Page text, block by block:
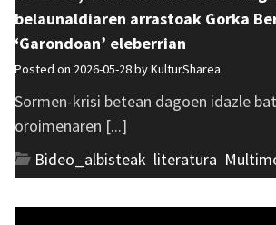
belaunaldiaren arrastoak Gorka
‘Garondoan’ eleberrian
Posted on 2026-05-28 byKulturSharea
Sormen-krisi betean dagoen idazle
oroimenaren [...]
Bideo_albisteak literatura